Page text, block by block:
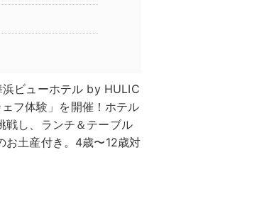
ビューホテル by HULIC
フ体験」を開催！ホテル
戦し、ランチ＆テーブル
お土産付き。4歳〜12歳対